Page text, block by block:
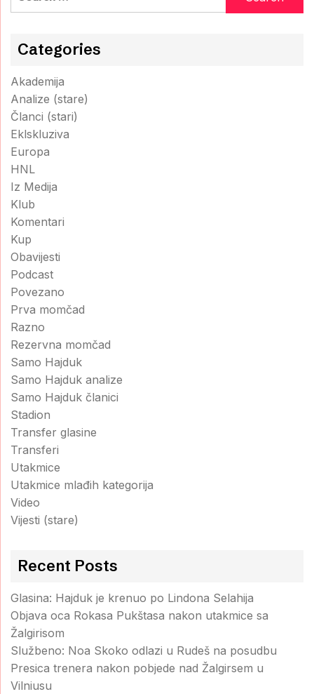
Categories
Akademija
Analize (stare)
Članci (stari)
Eklskluziva
Europa
HNL
Iz Medija
Klub
Komentari
Kup
Obavijesti
Podcast
Povezano
Prva momčad
Razno
Rezervna momčad
Samo Hajduk
Samo Hajduk analize
Samo Hajduk članici
Stadion
Transfer glasine
Transferi
Utakmice
Utakmice mlađih kategorija
Video
Vijesti (stare)
Recent Posts
Glasina: Hajduk je krenuo po Lindona Selahija
Objava oca Rokasa Pukštasa nakon utakmice sa
Žalgirisom
Službeno: Noa Skoko odlazi u Rudeš na posudbu
Presica trenera nakon pobjede nad Žalgirsem u
Vilniusu